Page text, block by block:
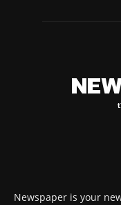
Newspaper is your